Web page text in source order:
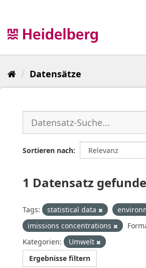
Datensätze
Sortieren nach
1 Datensatz
Tags: statistical data
imissions concentrations
Kategorien:
Umwelt
Ergebnisse filtern